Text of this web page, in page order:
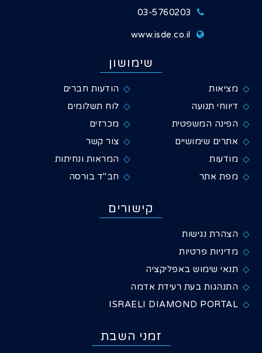
03-5760203
www.isde.co.il
שימושון
מציאות
הודעות חברים
דיווחי תנועה
לוח תשלומים
הפינה המשפטית
מכרזים
אתרים שימושיים
צור קשר
מודעות
המראות ונחיתות
מפת אתר
חב"ד בורסה
קישורים
הצהרת נגישות
מדיניות פרטיות
תנאי שימוש באפליקציה
התנהגות בעת רעידת אדמה
ISRAELI DIAMOND PORTAL
זמני השבת